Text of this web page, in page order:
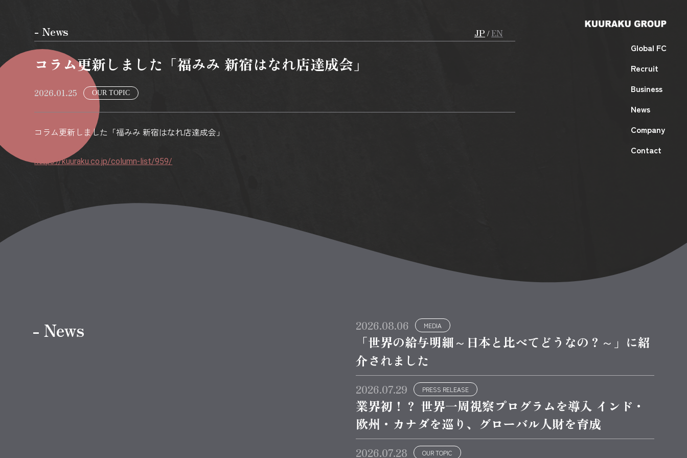
Global FC
Recruit
Business
News
Company
Contact
- News JP / EN
コラム更新しました「福みみ 新宿はなれ店達成会」
2026.01.25 OUR TOPIC
コラム更新しました「福みみ 新宿はなれ店達成会」
https://kuuraku.co.jp/column-list/959/
- News 2026.08.06 MEDIA
「世界の給与明細～日本と比べてどうなの？～」に紹
介されました
2026.07.29 PRESS RELEASE
業界初！？ 世界一周視察プログラムを導入 インド・
欧州・カナダを巡り、グローバル人財を育成
2026.07.28 OUR TOPIC